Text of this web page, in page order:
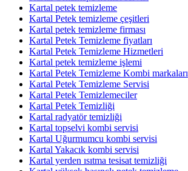
Kartal petek temizleme
Kartal Petek temizleme çeşitleri
Kartal petek temizleme firması
Kartal Petek Temizleme fiyatları
Kartal Petek Temizleme Hizmetleri
Kartal petek temizleme işlemi
Kartal Petek Temizleme Kombi markaları
Kartal Petek Temizleme Servisi
Kartal Petek Temizlemeciler
Kartal Petek Temizliği
Kartal radyatör temizliği
Kartal topselvi kombi servisi
Kartal Uğurmumcu kombi servisi
Kartal Yakacık kombi servisi
Kartal yerden ısıtma tesisat temizliği